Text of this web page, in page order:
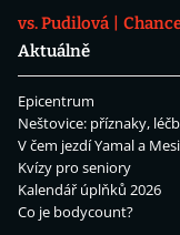
vs. Pudilová
Aktuálně
Epicentrum
Neštovice: příznaky,
V čem jezdí Yamal a
Kvízy pro seniory
Kalendář úplňků 2026
Co je bodycount?